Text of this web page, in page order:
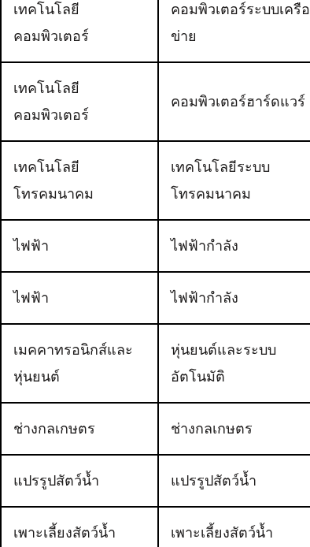
เทคโนโลยี
คอมพิวเตอร์
คอมพิวเตอร์ระบบเครือ
ข่าย
เทคโนโลยี
คอมพิวเตอร์
คอมพิวเตอร์ฮาร์ดแวร์
เทคโนโลยี
โทรคมนาคม
เทคโนโลยีระบบ
โทรคมนาคม
ไฟฟ้า ไฟฟ้ากำลัง
ไฟฟ้า ไฟฟ้ากำลัง
เมคคาทรอนิกส์และ
หุ่นยนต์
หุ่นยนต์และระบบ
อัตโนมัติ
ช่างกลเกษตร ช่างกลเกษตร
แปรรูปสัตว์น้ำ แปรรูปสัตว์น้ำ
เพาะเลี้ยงสัตว์น้ำ เพาะเลี้ยงสัตว์น้ำ